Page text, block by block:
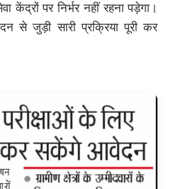
पर निर्भर नहीं रहना पड़ेगा।
से जुड़ी सारी प्रक्रिया पूरी कर